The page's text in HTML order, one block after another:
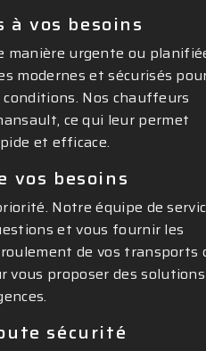
vos besoins
manière urgente ou
modernes et sécurisés
Nos chauffeurs
ce qui leur permet
et efficace.
vos besoins
Notre équipe de
et vous fournir les
de vos transports
vous proposer des solutions
sécurité